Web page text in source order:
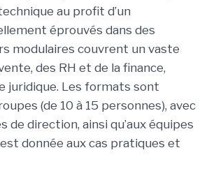
au profit d’un
éprouvés dans des
modulaires couvrent un vaste
des RH et de la finance,
juridique. Les formats sont
(de 10 à 15 personnes), avec
direction, ainsi qu’aux équipes
donnée aux cas pratiques et